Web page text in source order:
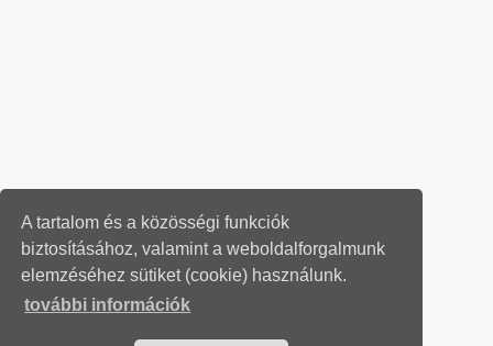
A tartalom és a közösségi funkciók
biztosításához, valamint a weboldalforgalmunk
elemzéséhez sütiket (cookie) használunk.
további információk